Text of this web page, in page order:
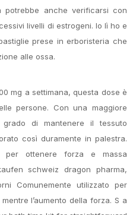
potrebbe anche verificarsi con
livelli di estrogeni. Io lì ho e
prese in erboristeria che
alle ossa.
mg a settimana, questa dose è
persone. Con una maggiore
di mantenere il tessuto
così duramente in palestra.
per ottenere forza e massa
schweiz dragon pharma,
Comunemente utilizzato per
l’aumento della forza. S a